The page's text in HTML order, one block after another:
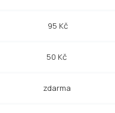
95 Kč
50 Kč
zdarma